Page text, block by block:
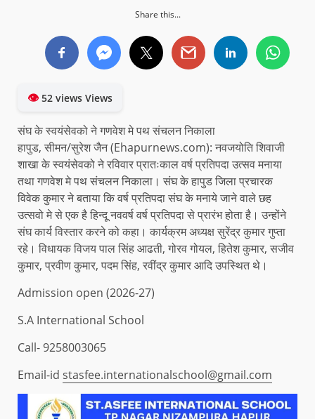
Share this...
👁52 views Views
संघ के स्वयंसेवको ने गणवेश मे पथ संचलन निकाला
हापुड, सीमन/सुरेश जैन (Ehapurnews.com): नवजयोति शिवाजी
शाखा के स्वयंसेवको ने रविवार प्रातःकाल वर्ष प्रतिपदा उत्सव मनाया
तथा गणवेश मे पथ संचलन निकाला। संघ के हापुड जिला प्रचारक
विवेक कुमार ने बताया कि वर्ष प्रतिपदा संघ के मनाये जाने वाले छह
उत्सवो मे से एक है हिन्दू नववर्ष वर्ष प्रतिपदा से प्रारंभ होता है। उन्होंने
संघ कार्य विस्तार करने को कहा। कार्यक्रम अध्यक्ष सुरेंद्र कुमार गुप्ता
रहे। विधायक विजय पाल सिंह आढती, गोरव गोयल, हितेश कुमार, सजीव
कुमार, प्रवीण कुमार, पदम सिंह, रवींद्र कुमार आदि उपस्थित थे।
Admission open (2026-27)
S.A International School
Call- 9258003065
Email-id stasfee.internationalschool@gmail.com